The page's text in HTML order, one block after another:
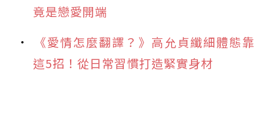
竟是戀愛開端
《愛情怎麼翻譯？》高允貞纖細體態靠
這5招！從日常習慣打造緊實身材